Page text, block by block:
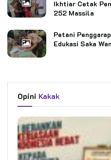
Ikhtiar Cetak
252 Massila
Petani
Edukasi Saka
Opini Kakak